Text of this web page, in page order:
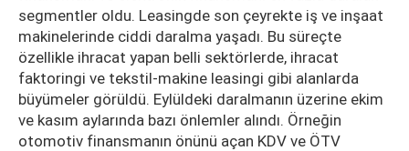
segmentler oldu. Leasingde son çeyrekte iş ve inşaat
makinelerinde ciddi daralma yaşadı. Bu süreçte
özellikle ihracat yapan belli sektörlerde, ihracat
faktoringi ve tekstil-makine leasingi gibi alanlarda
büyümeler görüldü. Eylüldeki daralmanın üzerine ekim
ve kasım aylarında bazı önlemler alındı. Örneğin
otomotiv finansmanın önünü açan KDV ve ÖTV